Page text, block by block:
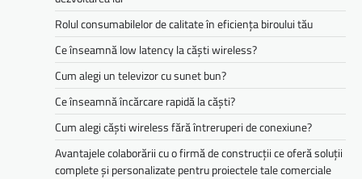
Rolul consumabilelor de calitate în eficiența biroului tău
Ce înseamnă low latency la căști wireless?
Cum alegi un televizor cu sunet bun?
Ce înseamnă încărcare rapidă la căști?
Cum alegi căști wireless fără întreruperi de conexiune?
Avantajele colaborării cu o firmă de construcții ce oferă soluții
complete și personalizate pentru proiectele tale comerciale